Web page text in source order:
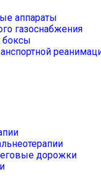
аппараты
газоснабжения
боксы
дорожки